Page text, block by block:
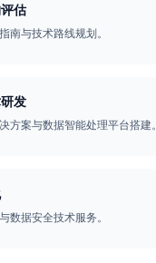
估
南与技术路线规划。
发
方案与数据智能处理平台搭建。
数据安全技术服务。